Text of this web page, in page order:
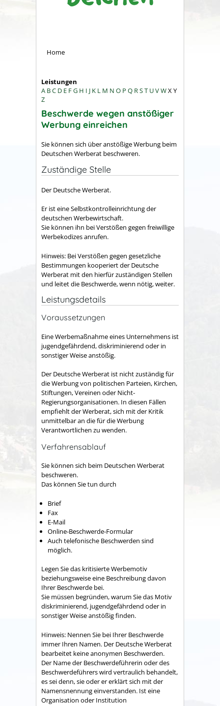
Home
Leistungen
A BC D E FG H I J K L M N O P Q RST UVWXY
Z
Beschwerde wegen anstößiger
Werbung einreichen
Sie können sich über anstößige Werbung beim
Deutschen Werberat beschweren.
Zuständige Stelle
Der Deutsche Werberat.
Er ist eine Selbstkontrolleinrichtung der
deutschen Werbewirtschaft.
Sie können ihn bei Verstößen gegen freiwillige
Werbekodizes anrufen.
Hinweis: Bei Verstößen gegen gesetzliche
Bestimmungen kooperiert der Deutsche
Werberat mit den hierfür zuständigen Stellen
und leitet die Beschwerde,wenn nötig,weiter.
Leistungsdetails
Voraussetzungen
Eine Werbemaßnahme eines Unternehmens ist
jugendgefährdend, diskriminierend oder in
sonstiger Weise anstößig.
Der Deutsche Werberat ist nicht zuständig für
die Werbung von politischen Parteien, Kirchen,
Stiftungen, Vereinen oder Nicht-
Regierungsorganisationen. In diesen Fällen
empfiehlt der Werberat, sich mit der Kritik
unmittelbar an die für die Werbung
Verantwortlichen zu wenden.
Verfahrensablauf
Sie können sich beim Deutschen Werberat
beschweren.
Das können Sie tun durch
Brief
Fax
E-Mail
Online-Beschwerde-Formular
Auch telefonische Beschwerden sind
möglich.
Legen Sie das kritisierte Werbemotiv
beziehungsweise eine Beschreibung davon
Ihrer Beschwerde bei.
Sie müssen begründen, warum Sie das Motiv
diskriminierend, jugendgefährdend oder in
sonstiger Weise anstößig finden.
Hinweis: Nennen Sie bei Ihrer Beschwerde
immer Ihren Namen. Der Deutsche Werberat
bearbeitet keine anonymen Beschwerden.
Der Name der Beschwerdeführerin oder des
Beschwerdeführers wird vertraulich behandelt,
es sei denn, sie oder er erklärt sich mit der
Namensnennung einverstanden. Ist eine
Organisation oder Institution